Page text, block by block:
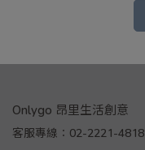
Onlygo 昂里生活創意
客服專線：02-2221-4818